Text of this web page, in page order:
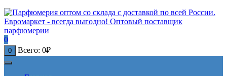
0
0 Всего: 0₽